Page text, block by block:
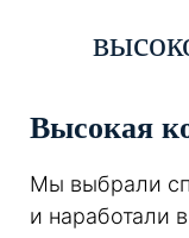
Высокая
Мы выбрали
и наработали